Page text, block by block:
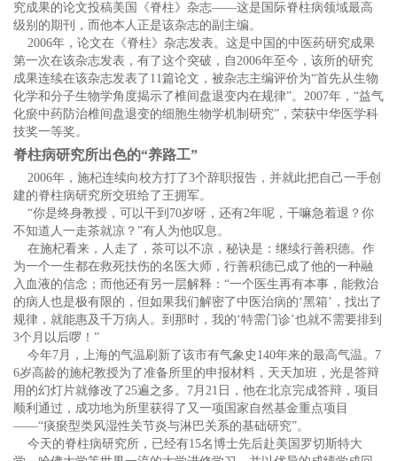
究成果的论文投稿美国《脊柱》杂志——这是国际脊柱病领域最高
级别的期刊，而他本人正是该杂志的副主编。
2006年，论文在《脊柱》杂志发表。这是中国的中医药研究成果
第一次在该杂志发表，有了这个突破，自2006年至今，该所的研究
成果连续在该杂志发表了11篇论文，被杂志主编评价为“首先从生物
化学和分子生物学角度揭示了椎间盘退变内在规律”。2007年，“益气
化瘀中药防治椎间盘退变的细胞生物学机制研究”，荣获中华医学科
技奖一等奖。
脊柱病研究所出色的“养路工”
2006年，施杞连续向校方打了3个辞职报告，并就此把自己一手创
建的脊柱病研究所交班给了王拥军。
“你是终身教授，可以干到70岁呀，还有2年呢，干嘛急着退？你
不知道人一走茶就凉？”有人为他叹息。
在施杞看来，人走了，茶可以不凉，秘诀是：继续行善积德。作
为一个一生都在救死扶伤的名医大师，行善积德已成了他的一种融
入血液的信念；而他还有另一层解释：“一个医生再有本事，能救治
的病人也是极有限的，但如果我们解密了中医治病的‘黑箱’，找出了
规律，就能惠及千万病人。到那时，我的‘特需门诊’也就不需要排到
3个月以后啰！”
今年7月，上海的气温刷新了该市有气象史140年来的最高气温。7
6岁高龄的施杞教授为了准备所里的申报材料，天天加班，光是答辩
用的幻灯片就修改了25遍之多。7月21日，他在北京完成答辩，项目
顺利通过，成功地为所里获得了又一项国家自然基金重点项目
——“痰瘀型类风湿性关节炎与淋巴关系的基础研究”。
今天的脊柱病研究所，已经有15名博士先后赴美国罗切斯特大